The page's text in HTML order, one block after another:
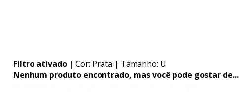
Filtro ativado | Cor: Prata | Tamanho: U
Nenhum produto encontrado, mas você pode gostar de...